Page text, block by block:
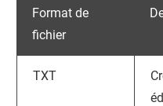
Format de
fichier
TXT